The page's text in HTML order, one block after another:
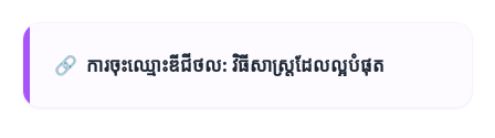
🔗 ការចុះឈ្មោះឌីជីថល: វិធីសាស្ត្រដែលល្អបំផុត